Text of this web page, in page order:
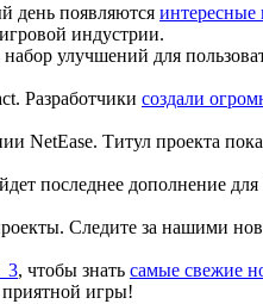
день появляются интересные
индустрии.
улучшений для
Разработчики создали
NetEase. Титул проекта
последнее дополнение
Следите за нашими
, чтобы знать самые свежие
игры!